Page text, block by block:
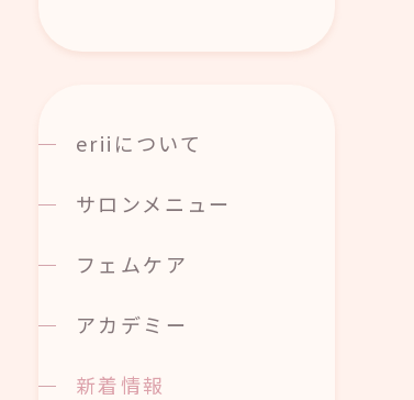
eriiについて
サロンメニュー
フェムケア
アカデミー
新着情報